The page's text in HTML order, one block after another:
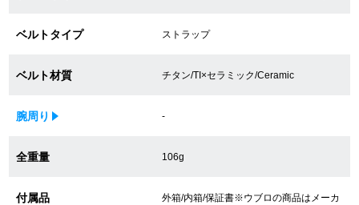
ベルトタイプ ストラップ
ベルト材質 チタン/TI×セラミック/Ceramic
腕周り -
全重量 106g
付属品
外箱/内箱/保証書※ウブロの商品はメーカ